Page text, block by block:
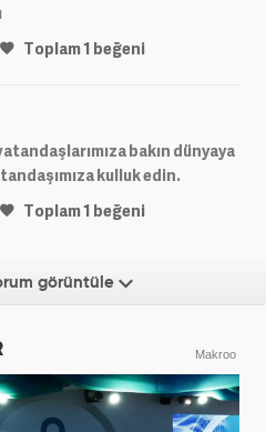
Toplam1 beğeni
bakın dünyaya
kulluk edin.
Toplam1 beğeni
görüntüle
Makroo